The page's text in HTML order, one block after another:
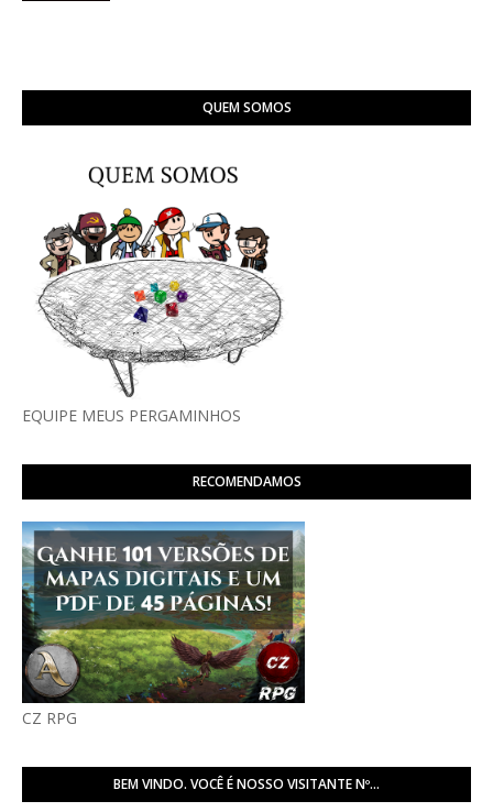
QUEM SOMOS
EQUIPE MEUS PERGAMINHOS
RECOMENDAMOS
CZ RPG
BEM VINDO. VOCÊ É NOSSO VISITANTE Nº...